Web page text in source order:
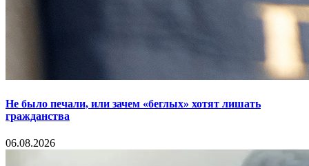
Не было печали, или зачем «беглых» хотят лишать
гражданства
06.08.2026